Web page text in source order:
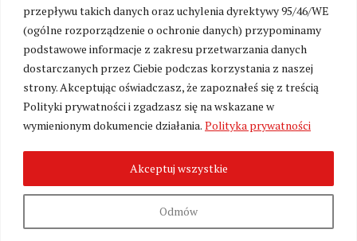
przepływu takich danych oraz uchylenia dyrektywy 95/46/WE
(ogólne rozporządzenie o ochronie danych) przypominamy
podstawowe informacje z zakresu przetwarzania danych
dostarczanych przez Ciebie podczas korzystania z naszej
strony. Akceptując oświadczasz, że zapoznałeś się z treścią
Polityki prywatności i zgadzasz się na wskazane w
wymienionym dokumencie działania. Polityka prywatności
Odmów
Akceptuj wszystkie
Zmień ustawienia cookies
2026. Wszelkie Prawa Zastrzeżone.
Polityka prywatności
Fundacja Wolność i Demokracja